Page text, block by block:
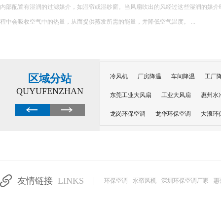
内部配置有湿润的过滤媒介，如湿帘或湿纱窗。当风扇吹出的风经过这些湿润的媒
程中会吸收空气中的热量，从而提供蒸发所需的能量，并降低空气温度。 ...
区域分站
QUYUFENZHAN
冷风机 厂房降温 车间降温 工厂
东莞工业大风扇 工业大风扇 惠州水
龙岗环保空调 龙华环保空调 大浪环
友情链接 LINKS 环保空调 水帘风机 深圳环保空调厂家 惠